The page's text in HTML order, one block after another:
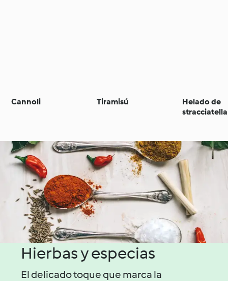
Cannoli Tiramisú
Helado de
stracciatella
Hierbas y especias
El delicado toque que marca la